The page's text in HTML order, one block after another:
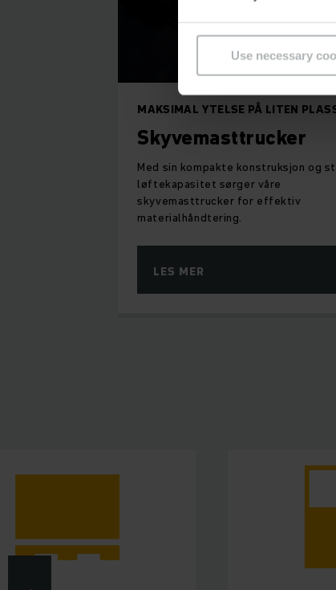
Use necessary
MAKSIMAL YTELSE PÅ LITEN
Skyvemasttrucker
Med sin kompakte konstruksjon og
løftekapasitet sørger våre
skyvemasttrucker for effektiv
materialhåndtering.
LES MER